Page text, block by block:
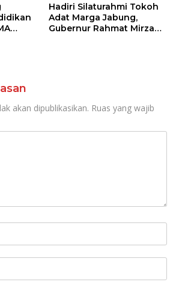
Hadiri Silaturahmi Tokoh
Adat Marga Jabung,
Gubernur Rahmat Mirzani
akan dipublikasikan. Ruas yang wajib